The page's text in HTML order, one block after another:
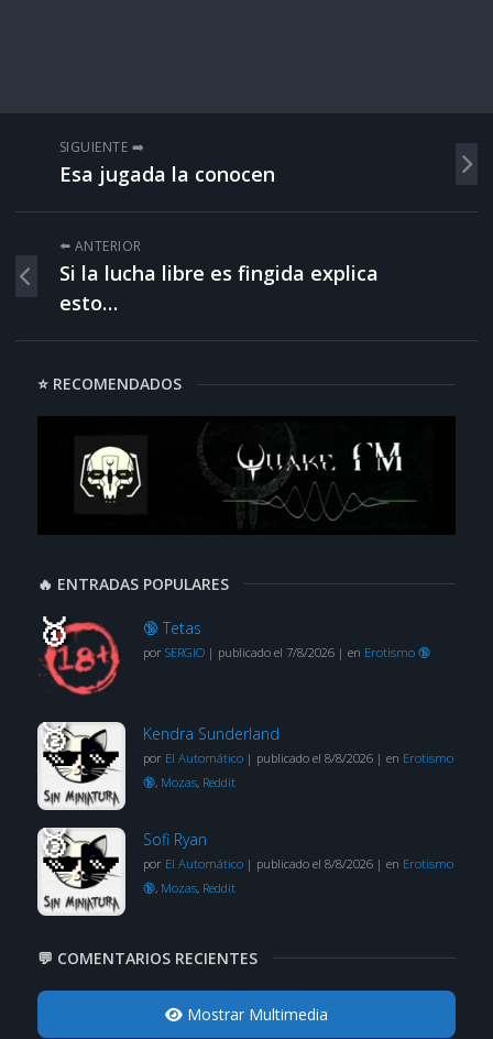
SIGUIENTE ➡️
Esa jugada la conocen
⬅️ ANTERIOR
Si la lucha libre es fingida explica
esto…
⭐ RECOMENDADOS
🔥 ENTRADAS POPULARES
🔞 Tetas
por SERGIO| publicado el 7/8/2026| en Erotismo 🔞
Kendra Sunderland
por El Automático| publicado el 8/8/2026| en Erotismo
🔞, Mozas, Reddit
Sofi Ryan
por El Automático| publicado el 8/8/2026| en Erotismo
🔞, Mozas, Reddit
💬 COMENTARIOS RECIENTES
Mostrar Multimedia